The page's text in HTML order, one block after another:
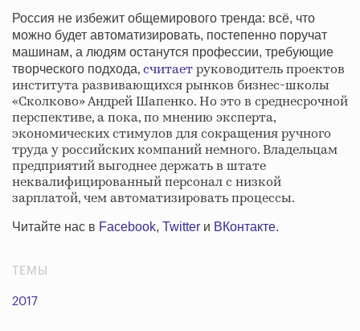
Россия не избежит общемирового тренда: всё, что
можно будет автоматизировать, постепенно поручат
машинам, а людям останутся профессии, требующие
творческого подхода,считаетруководитель проектов
института развивающихся рынков бизнес-школы
«Сколково» Андрей Шапенко. Но это в среднесрочной
перспективе, а пока, по мнению эксперта,
экономических стимулов для сокращения ручного
труда у российских компаний немного. Владельцам
предприятий выгоднее держать в штате
неквалифицированный персонал с низкой
зарплатой, чем автоматизировать процессы.
Читайте нас в Facebook, Twitter и ВКонтакте.
ТЕМЫ
2017